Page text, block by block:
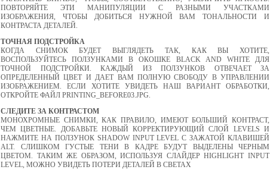
ПОВТОРЯЙТЕ ЭТИ МАНИПУЛЯЦИИ С РАЗНЫМИ УЧАСТКАМИ
ИЗОБРАЖЕНИЯ, ЧТОБЫ ДОБИТЬСЯ НУЖНОЙ ВАМ ТОНАЛЬНОСТИ И
КОНТРАСТА ДЕТАЛЕЙ.
ТОЧНАЯ ПОДСТРОЙКА
КОГДА СНИМОК БУДЕТ ВЫГЛЯДЕТЬ ТАК, КАК ВЫ ХОТИТЕ,
ВОСПОЛЬЗУЙТЕСЬ ПОЛЗУНКАМИ В ОКОШКЕ BLACK AND WHITE ДЛЯ
ТОЧНОЙ ПОДСТРОЙКИ. КАЖДЫЙ ИЗ ПОЛЗУНКОВ ОТВЕЧАЕТ ЗА
ОПРЕДЕЛЕННЫЙ ЦВЕТ И ДАЕТ ВАМ ПОЛНУЮ СВОБОДУ В УПРАВЛЕНИИ
ИЗОБРАЖЕНИЕМ. ЕСЛИ ХОТИТЕ УВИДЕТЬ НАШ ВАРИАНТ ОБРАБОТКИ,
ОТКРОЙТЕ ФАЙЛ PRINTING_BEFORE03.JPG.
СЛЕДИТЕ ЗА КОНТРАСТОМ
МОНОХРОМНЫЕ СНИМКИ, КАК ПРАВИЛО, ИМЕЮТ БОЛЬШИЙ КОНТРАСТ,
ЧЕМ ЦВЕТНЫЕ. ДОБАВЬТЕ НОВЫЙ КОРРЕКТИРУЮЩИЙ СЛОЙ LEVELS И
НАЖМИТЕ НА ПОЛЗУНОК SHADOW INPUT LEVEL С ЗАЖАТОЙ КЛАВИШЕЙ
ALT. СЛИШКОМ ГУСТЫЕ ТЕНИ В КАДРЕ БУДУТ ВЫДЕЛЕНЫ ЧЕРНЫМ
ЦВЕТОМ. ТАКИМ ЖЕ ОБРАЗОМ, ИСПОЛЬЗУЯ СЛАЙДЕР HIGHLIGHT INPUT
LEVEL, МОЖНО УВИДЕТЬ ПОТЕРИ ДЕТАЛЕЙ В СВЕТАХ